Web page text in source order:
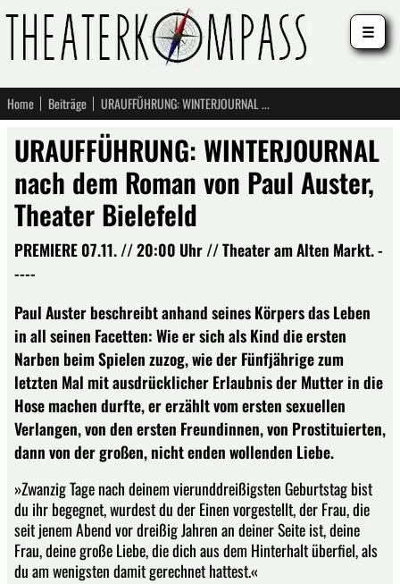
Home Beiträge URAUFFÜHRUNG: WINTERJOURNAL nach dem Roman von Paul Auster, Theater Bielefeld
URAUFFÜHRUNG: WINTERJOURNAL
nach dem Roman von Paul Auster,
Theater Bielefeld
PREMIERE 07.11. // 20:00 Uhr // Theater am Alten Markt. -
----
Paul Auster beschreibt anhand seines Körpers das Leben
in all seinen Facetten: Wie er sich als Kind die ersten
Narben beim Spielen zuzog, wie der Fünfjährige zum
letzten Mal mit ausdrücklicher Erlaubnis der Mutter in die
Hose machen durfte, er erzählt vom ersten sexuellen
Verlangen, von den ersten Freundinnen, von Prostituierten,
dann von der großen, nicht enden wollenden Liebe.
»Zwanzig Tage nach deinem vierunddreißigsten Geburtstag bist
du ihr begegnet, wurdest du der Einen vorgestellt, der Frau, die
seit jenem Abend vor dreißig Jahren an deiner Seite ist, deine
Frau, deine große Liebe, die dich aus dem Hinterhalt überfiel, als
du am wenigsten damit gerechnet hattest.«
☰